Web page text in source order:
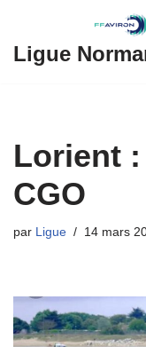
Aller
Ligue
Lorient
CGO
par Ligue 14 mars